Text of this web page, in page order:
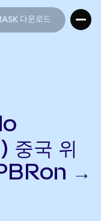
다운로드
중국 위
→